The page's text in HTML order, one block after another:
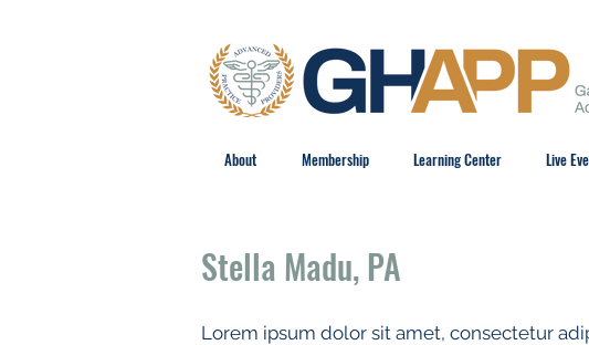
About Membership Learning Center Live
Stella Madu, PA
Lorem ipsum dolor sit amet, consectetur